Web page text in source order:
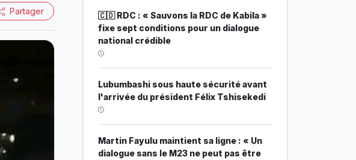
Partager
🇨🇩 RDC : « Sauvons la RDC de Kabila »
fixe sept conditions pour un dialogue
national crédible
Lubumbashi sous haute sécurité avant
l'arrivée du président Félix Tshisekedi
Martin Fayulu maintient sa ligne : « Un
dialogue sans le M23 ne peut pas être